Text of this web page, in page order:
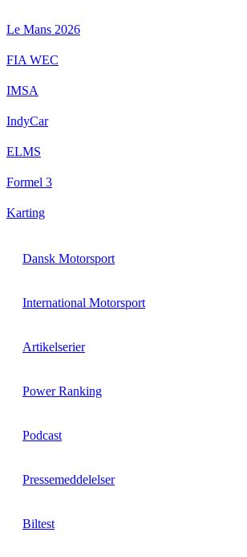
til
Le Mans 2026
FIA WEC
IMSA
IndyCar
ELMS
Formel 3
Karting
Dansk Motorsport
International Motorsport
Artikelserier
Power Ranking
Podcast
Pressemeddelelser
Biltest